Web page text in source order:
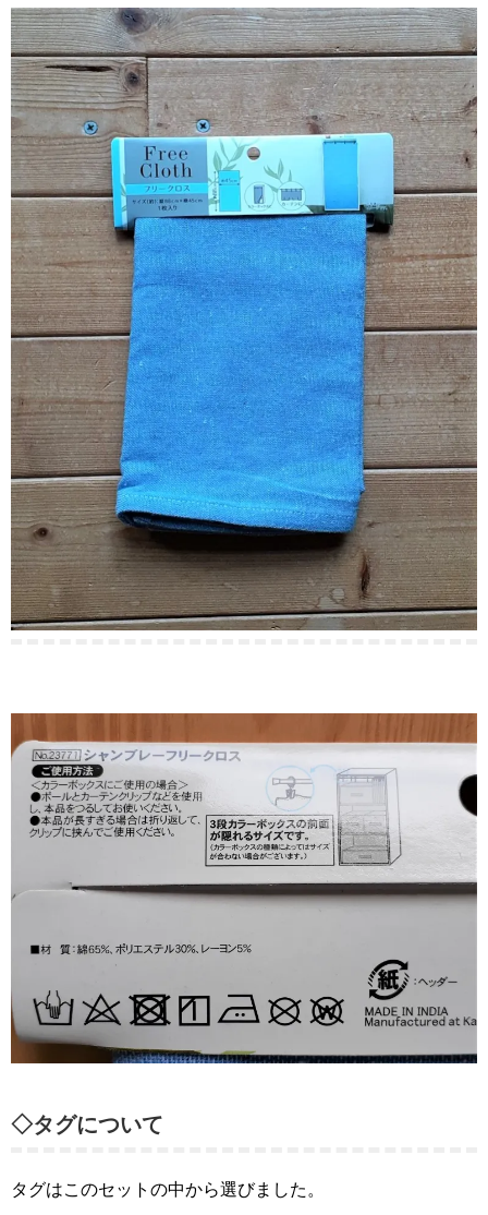
◇タグについて
タグはこのセットの中から選びました。